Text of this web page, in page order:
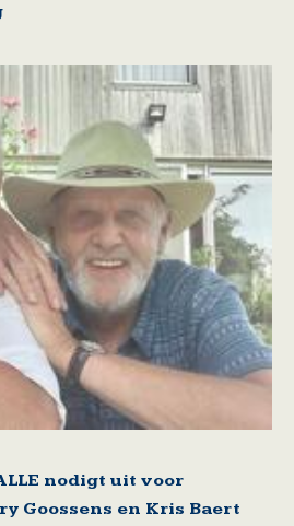
nodigt uit voor
Goossens en Kris Baert